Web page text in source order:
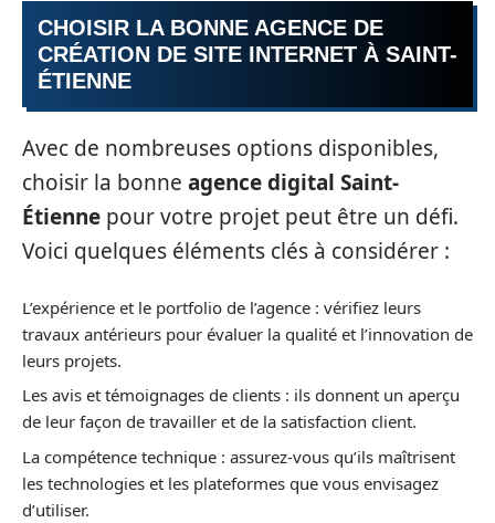
CHOISIR LA BONNE AGENCE DE
CRÉATION DE SITE INTERNET À SAINT-
ÉTIENNE
Avec de nombreuses options disponibles,
choisir la bonne agence digital Saint-
Étienne pour votre projet peut être un défi.
Voici quelques éléments clés à considérer :
L’expérience et le portfolio de l’agence : vérifiez leurs
travaux antérieurs pour évaluer la qualité et l’innovation de
leurs projets.
Les avis et témoignages de clients : ils donnent un aperçu
de leur façon de travailler et de la satisfaction client.
La compétence technique : assurez-vous qu’ils maîtrisent
les technologies et les plateformes que vous envisagez
d’utiliser.